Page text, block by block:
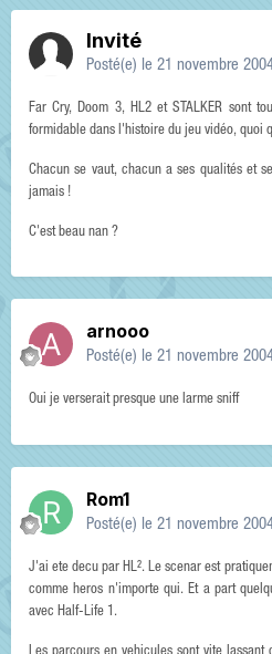
Invité
Posté(e) le 21 novembre
Far Cry, Doom 3, HL2 et STALKER sont
formidable dans l'histoire du jeu vidéo, quoi
Chacun se vaut, chacun a ses qualités et
jamais !
C'est beau nan ?
arnooo
Posté(e) le 21 novembre
Oui je verserait presque une larme sniff
Rom1
Posté(e) le 21 novembre
J'ai ete decu par HL². Le scenar est
comme heros n'importe qui. Et a part
avec Half-Life 1.